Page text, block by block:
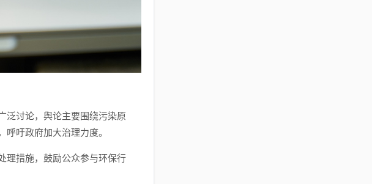
泛讨论，舆论主要围绕污染原
吁政府加大治理力度。
理措施，鼓励公众参与环保行